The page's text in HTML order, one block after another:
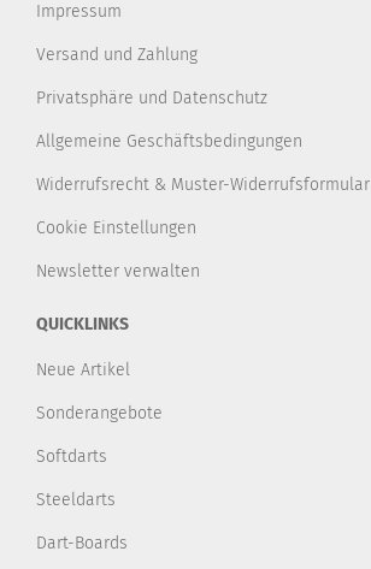
Impressum
Versand und Zahlung
Privatsphäre und Datenschutz
Allgemeine Geschäftsbedingungen
Widerrufsrecht & Muster-Widerrufsformular
Cookie Einstellungen
Newsletter verwalten
QUICKLINKS
Neue Artikel
Sonderangebote
Softdarts
Steeldarts
Dart-Boards